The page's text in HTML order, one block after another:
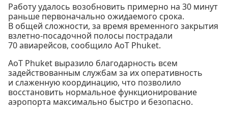
Работу удалось возобновить примерно на 30 минут
раньше первоначально ожидаемого срока.
В общей сложности, за время временного закрытия
взлетно-посадочной полосы пострадали
70 авиарейсов, сообщило AoT Phuket.
AoT Phuket выразило благодарность всем
задействованным службам за их оперативность
и слаженную координацию, что позволило
восстановить нормальное функционирование
аэропорта максимально быстро и безопасно.